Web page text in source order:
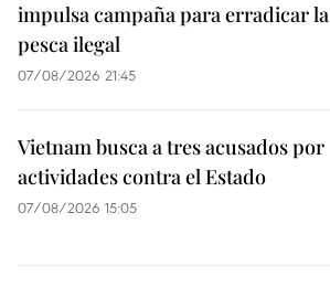
impulsa campaña para erradicar la
pesca ilegal
07/08/2026 21:45
Vietnam busca a tres acusados por
actividades contra el Estado
07/08/2026 15:05